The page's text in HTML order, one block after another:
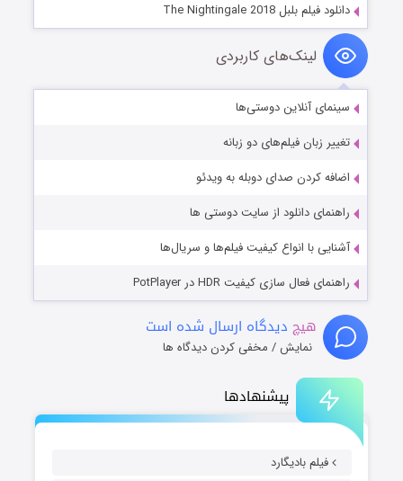
پیشنهادها
فیلم بادیگارد
دانلود فیلم بلبل The Nightingale 2018
لینک‌های کاربردی
سینمای آنلاین دوستی‌ها
تغییر زبان فیلم‌های دو زبانه
اضافه کردن صدای دوبله به ویدئو
راهنمای دانلود از سایت دوستی ها
آشنایی با انواع کیفیت فیلم‌ها و سریال‌ها
راهنمای فعال سازی کیفیت HDR در PotPlayer
هیچ دیدگاه ارسال شده است
نمایش / مخفی کردن دیدگاه ها